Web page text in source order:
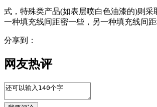
式，特殊类产品(如表层喷白色油漆的)则采
一种填充线间距密一些，另一种填充线间距
分享到：
网友热评